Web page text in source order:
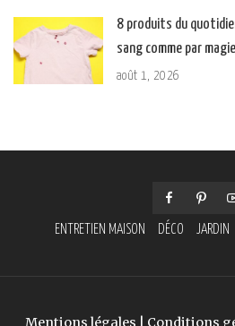
8 produits du
sang comme par magie
août 1, 2026
ENTRETIEN MAISON DÉCO JARDIN
Mentions légales Conditions